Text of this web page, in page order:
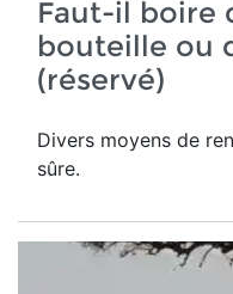
Faut-il boire
bouteille ou
(réservé)
Divers moyens de
sûre.